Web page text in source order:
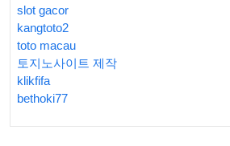
slot gacor
kangtoto2
toto macau
토지노사이트 제작
klikfifa
bethoki77